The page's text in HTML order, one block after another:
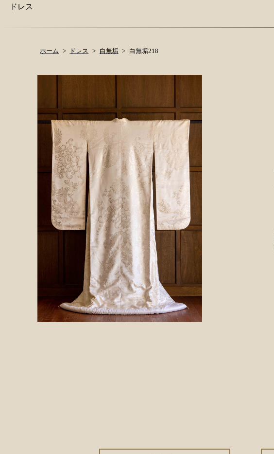
ドレス
ホーム ドレス 白無垢 白無垢218